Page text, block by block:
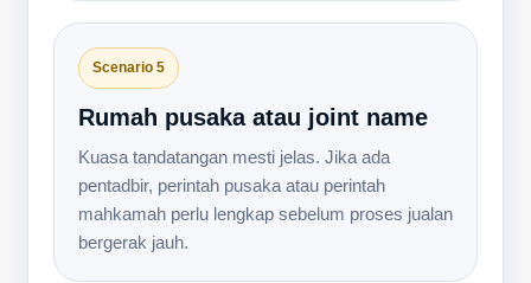
Scenario 5
Rumah pusaka atau joint name
Kuasa tandatangan mesti jelas. Jika ada
pentadbir, perintah pusaka atau perintah
mahkamah perlu lengkap sebelum proses jualan
bergerak jauh.